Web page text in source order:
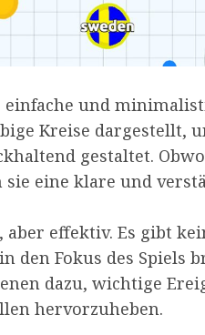
einfache und
Kreise dargestellt,
gestaltet.
eine klare und
effektiv. Es gibt
den Fokus des Spiels
dazu, wichtige
hervorzuheben.